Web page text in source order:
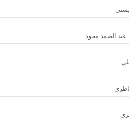
الصمد مجود